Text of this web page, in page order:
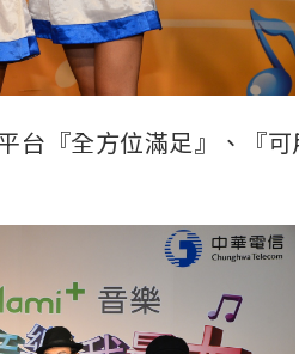
台『全方位滿足』、『